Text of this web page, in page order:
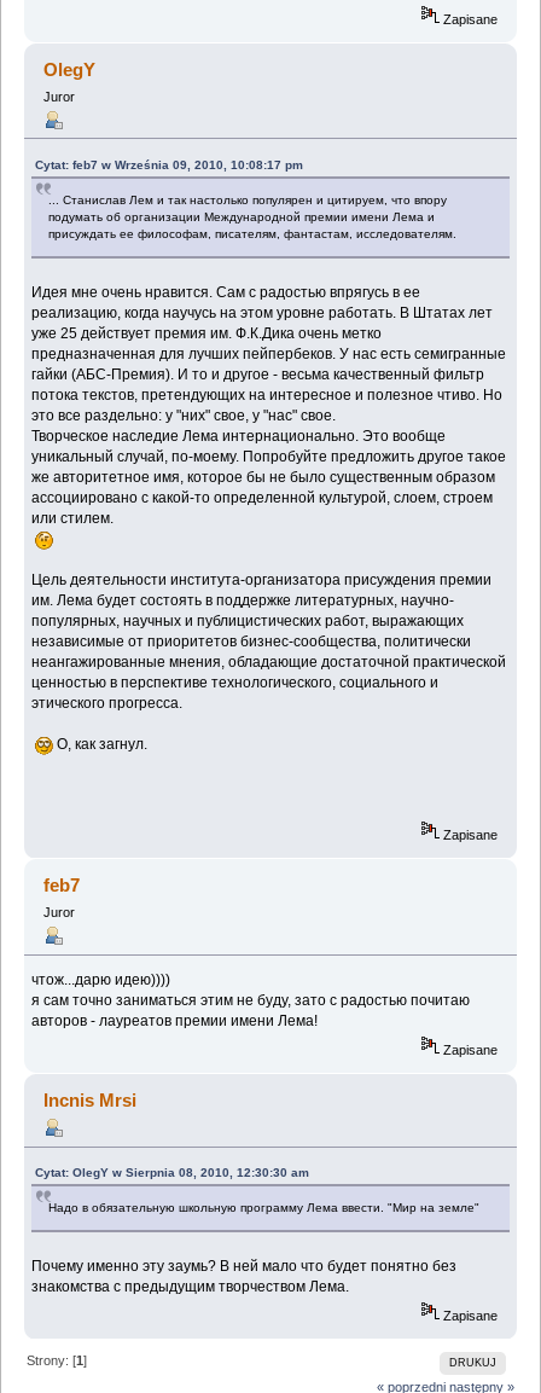
Zapisane
OlegY
Juror
Cytat: feb7 w Września 09, 2010, 10:08:17 pm
... Станислав Лем и так настолько популярен и цитируем, что впору
подумать об организации Международной премии имени Лема и
присуждать ее философам, писателям, фантастам, исследователям.
Идея мне очень нравится. Сам с радостью впрягусь в ее
реализацию, когда научусь на этом уровне работать. В Штатах лет
уже 25 действует премия им. Ф.К.Дика очень метко
предназначенная для лучших пейпербеков. У нас есть семигранные
гайки (АБС-Премия). И то и другое - весьма качественный фильтр
потока текстов, претендующих на интересное и полезное чтиво. Но
это все раздельно: у "них" свое, у "нас" свое.
Творческое наследие Лема интернационально. Это вообще
уникальный случай, по-моему. Попробуйте предложить другое такое
же авторитетное имя, которое бы не было существенным образом
ассоциировано с какой-то определенной культурой, слоем, строем
или стилем.
Цель деятельности института-организатора присуждения премии
им. Лема будет состоять в поддержке литературных, научно-
популярных, научных и публицистических работ, выражающих
независимые от приоритетов бизнес-сообщества, политически
неангажированные мнения, обладающие достаточной практической
ценностью в перспективе технологического, социального и
этического прогресса.
О, как загнул.
Zapisane
feb7
Juror
чтож...дарю идею))))
я сам точно заниматься этим не буду, зато с радостью почитаю
авторов - лауреатов премии имени Лема!
Zapisane
Incnis Mrsi
Cytat: OlegY w Sierpnia 08, 2010, 12:30:30 am
Надо в обязательную школьную программу Лема ввести. "Мир на земле"
Почему именно эту заумь? В ней мало что будет понятно без
знакомства с предыдущим творчеством Лема.
Zapisane
DRUKUJ
Strony: [1]
« poprzedni następny »